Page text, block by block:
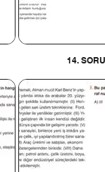
14. SORU